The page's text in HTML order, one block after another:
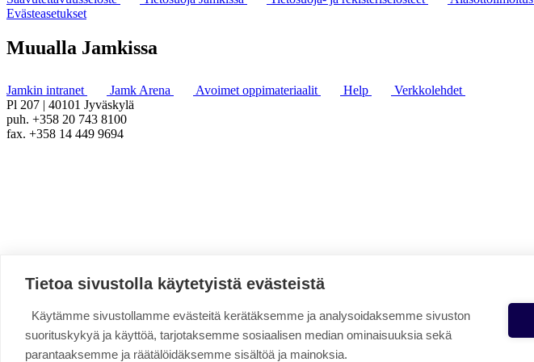
Evästeasetukset
Muualla Jamkissa
Jamkin intranet Jamk Arena Avoimet oppimateriaalit Help
Verkkolehdet
Pl 207 | 40101 Jyväskylä
puh. +358 20 743 8100
fax. +358 14 449 9694
Tietoa sivustolla käytetyistä evästeistä
Käytämme sivustollamme evästeitä kerätäksemme ja analysoidaksemme sivuston
suorituskykyä ja käyttöä, tarjotaksemme sosiaalisen median ominaisuuksia sekä
parantaaksemme ja räätälöidäksemme sisältöä ja mainoksia.